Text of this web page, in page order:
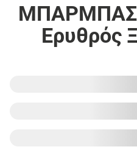
Ερυθρός